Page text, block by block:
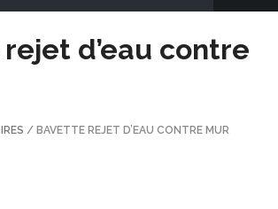
d’eau contre
/ BAVETTE REJET D’EAU CONTRE MUR